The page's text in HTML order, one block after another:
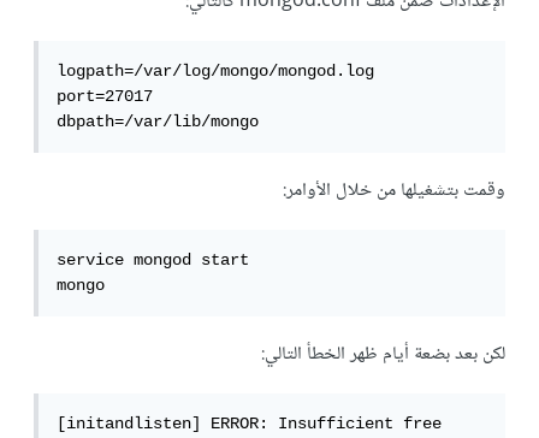
logpath=/var/log/mongo/mongod.log
port=27017
dbpath=/var/lib/mongo
وقمت بتشغيلها من خلال الأوامر:
service mongod start
mongo
لكن بعد بضعة أيام ظهر الخطأ التالي:
[initandlisten] ERROR: Insufficient free